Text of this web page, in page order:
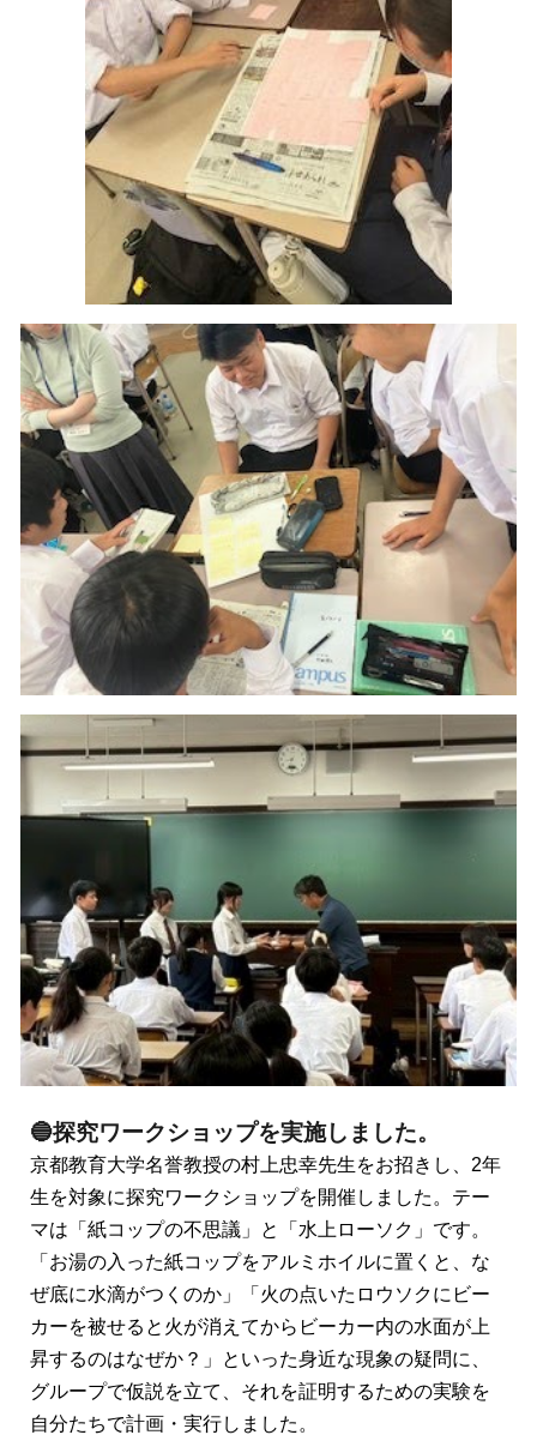
🔵探究ワークショップを実施しました。
京都教育大学名誉教授の村上忠幸先生をお招きし、2年
生を対象に探究ワークショップを開催しました。テー
マは「紙コップの不思議」と「水上ローソク」です。
「お湯の入った紙コップをアルミホイルに置くと、な
ぜ底に水滴がつくのか」「火の点いたロウソクにビー
カーを被せると火が消えてからビーカー内の水面が上
昇するのはなぜか？」といった身近な現象の疑問に、
グループで仮説を立て、それを証明するための実験を
自分たちで計画・実行しました。